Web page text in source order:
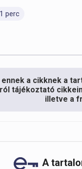
1 perc
ennek a cikknek a
tájékoztató
illetve a
A